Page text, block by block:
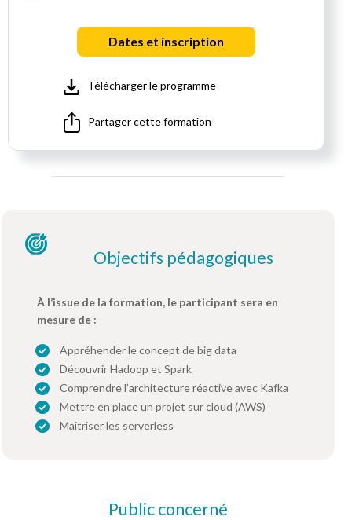
Dates et inscription
Télécharger le programme
Partager cette formation
Objectifs pédagogiques
À l’issue de la formation, le participant sera en
mesure de :
Appréhender le concept de big data
Découvrir Hadoop et Spark
Comprendre l’architecture réactive avec Kafka
Mettre en place un projet sur cloud (AWS)
Maitriser les serverless
Public concerné